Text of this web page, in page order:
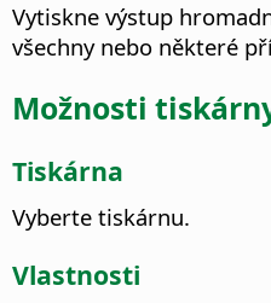
Vytiskne výstup
všechny nebo některé
Možnosti
Tiskárna
Vyberte tiskárnu.
Vlastnosti